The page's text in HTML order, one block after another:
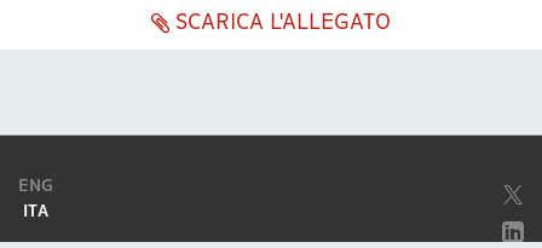
SCARICA L'ALLEGATO
ENG
ITA